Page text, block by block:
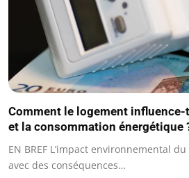
Comment le logement
et la consommation énergétique
EN BREF L’impact environnemental
avec des conséquences…